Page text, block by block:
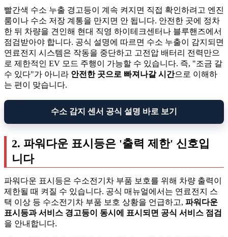
빨간색 수소 누출 경고등이 계속 켜지면 직접 확인하려고 엔진
룸이나 수소 저장 계통을 만지면 안 됩니다. 안전한 곳에 정차
한 뒤 차량을 견인해 현대 직영 하이테크센터나 블루핸즈에서
점검받아야 합니다. 공식 설명에 따르면 수소 누출이 감지되면
연료전지 시스템은 작동을 중단하고 고전압 배터리 전력만으
로 제한적인 EV 모드 주행이 가능할 수 있습니다. 즉, "조금 갈
수 있다"가 아니라 안전한 곳으로 빠져나갈 시간으로 이해하
는 편이 맞습니다.
수소 감지 센서 공식 설명 바로 보기
2. 파워다운 표시등은 '출력 제한' 신호입
니다
파워다운 표시등은 수소전기차 부품 보호를 위해 차량 출력이
제한될 때 켜질 수 있습니다. 공식 매뉴얼에서는 연료전지 스
택 이상 등 수소전기차 부품 보호 상황을 언급하고, 파워다운
표시등과 서비스 경고등이 동시에 표시되면 공식 서비스 점검
을 안내합니다.